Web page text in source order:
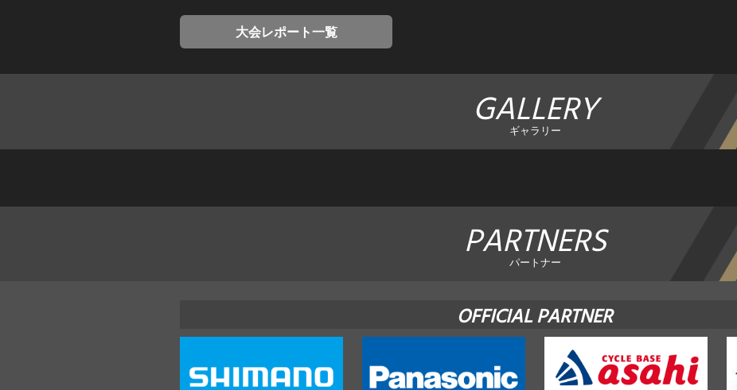
大会レポート一覧
GALLERY
ギャラリー
PARTNERS
パートナー
OFFICIAL PARTNER